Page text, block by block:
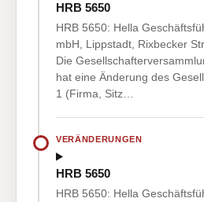
HRB 5650
HRB 5650: Hella
mbH, Lippstadt, Rixbecker
Die
hat eine Änderung des
1 (Firma, Sitz…
VERÄNDERUNGEN
HRB 5650
HRB 5650: Hella